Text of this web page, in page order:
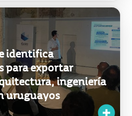
identifica
para exportar
ingeniería
uruguayos